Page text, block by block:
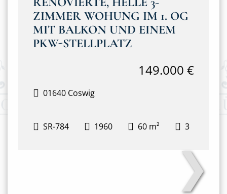
ZIMMER WOHUNG IM 1. OG
MIT BALKON UND EINEM
PKW-STELLPLATZ
01640 Coswig
149.000 €
SR-784 1960 60 m² 3
❯